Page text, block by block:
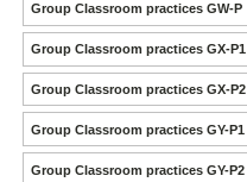
Group Classroom practices GW-P
Group Classroom practices GX-P1
Group Classroom practices GX-P2
Group Classroom practices GY-P1
Group Classroom practices GY-P2